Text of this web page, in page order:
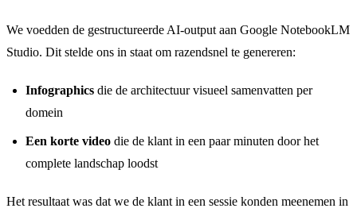
We voedden de gestructureerde AI-output aan Google NotebookLM
Studio. Dit stelde ons in staat om razendsnel te genereren:
Infographics die de architectuur visueel samenvatten per
domein
Een korte video die de klant in een paar minuten door het
complete landschap loodst
Het resultaat was dat we de klant in een sessie konden meenemen in